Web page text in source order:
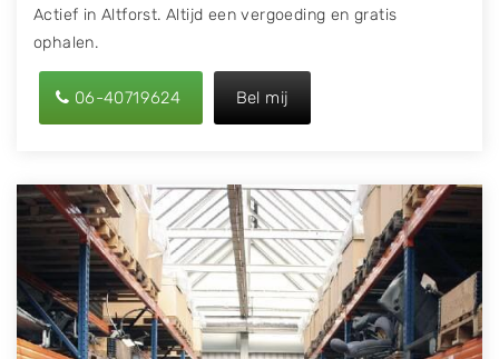
Actief in Altforst. Altijd een vergoeding en gratis
ophalen.
06-40719624 Bel mij